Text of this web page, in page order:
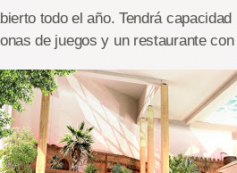
todo el año. Tendrá
de juegos y un restaurante